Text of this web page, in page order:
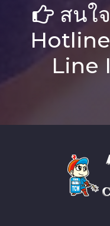
สนใ
Line